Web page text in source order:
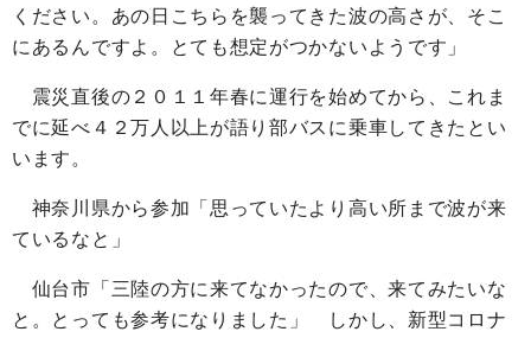
ください。あの日こちらを襲ってきた波の高さが、そこ
にあるんですよ。とても想定がつかないようです」
震災直後の２０１１年春に運行を始めてから、これま
でに延べ４２万人以上が語り部バスに乗車してきたとい
います。
神奈川県から参加「思っていたより高い所まで波が来
ているなと」
仙台市「三陸の方に来てなかったので、来てみたいな
と。とっても参考になりました」 しかし、新型コロナ